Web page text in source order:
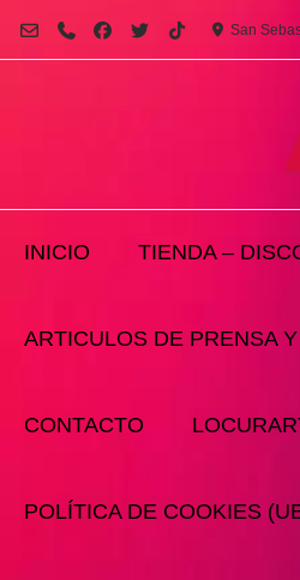
San
INICIO TIENDA –
ARTICULOS DE PRENSA
CONTACTO
POLÍTICA DE COOKIES